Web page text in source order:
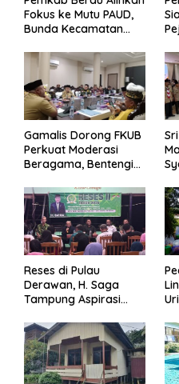
Fokus ke Mutu PAUD,
Bunda Kecamatan
Pengawasan
Gamalis Dorong FKUB
Perkuat Moderasi
Beragama, Bentengi
Pemecah Persatuan
Reses di Pulau
Derawan, H. Saga
Tampung Aspirasi
Masyarakat Bijak
Sikapi Efisiensi
Anggaran